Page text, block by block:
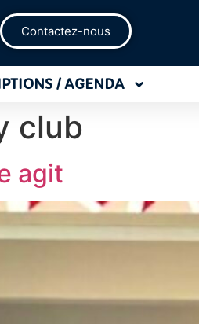
Contactez-nous
/ AGENDA
club
agit